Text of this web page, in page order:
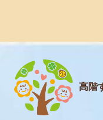
高階